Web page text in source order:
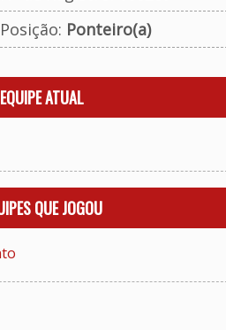
Posição: Ponteiro(a)
EQUIPE ATUAL
QUE JOGOU